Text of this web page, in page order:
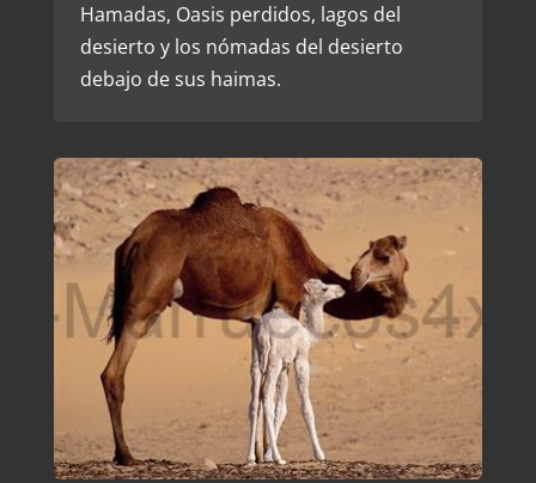
Hamadas, Oasis perdidos, lagos del
desierto y los nómadas del desierto
debajo de sus haimas.